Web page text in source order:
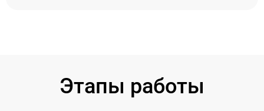
Этапы работы